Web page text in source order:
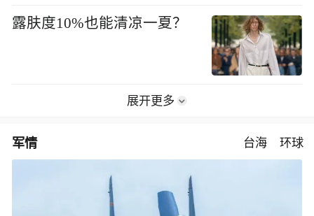
露肤度10%也能清凉一夏？
展开更多
军情 台海 环球